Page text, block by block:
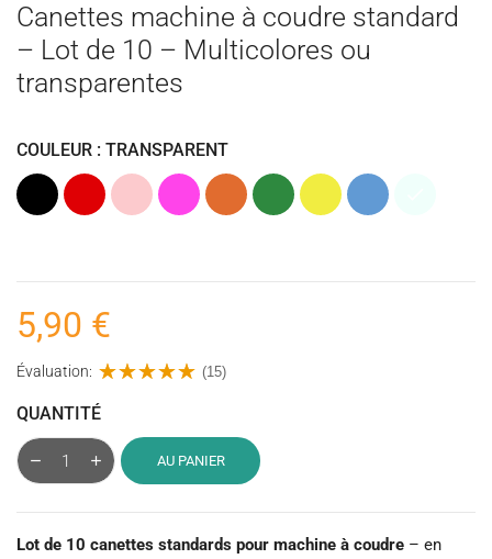
Canettes machine à coudre standard
– Lot de 10 – Multicolores ou
transparentes
COULEUR : TRANSPARENT
Noir Rouge Rose
Rose
fuchsia
OrangeVert Jaune Bleu
5,90 €
Évaluation: (15)
QUANTITÉ
AU PANIER
Lot de 10 canettes standards pour machine à coudre – en